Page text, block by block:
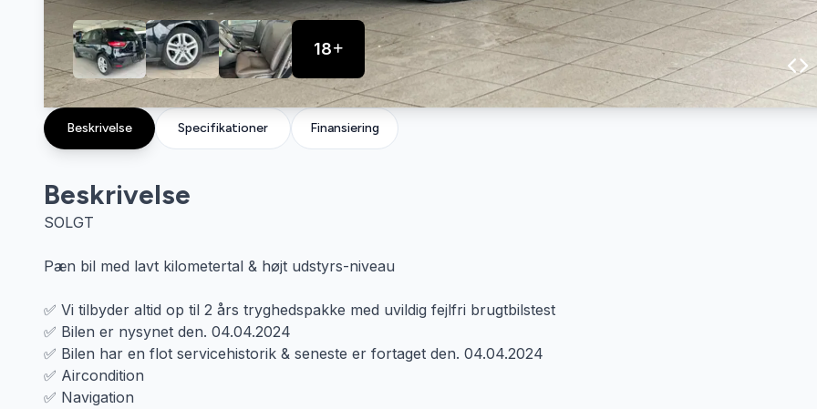
18
Specifikationer
Beskrivelse Finansiering
Beskrivelse
SOLGT
Pæn bil med lavt kilometertal & højt udstyrs-niveau
✅ Vi tilbyder altid op til 2 års tryghedspakke med uvildig fejlfri brugtbilstest
✅ Bilen er nysynet den. 04.04.2024
✅ Bilen har en flot servicehistorik & seneste er fortaget den. 04.04.2024
✅ Aircondition
✅ Navigation